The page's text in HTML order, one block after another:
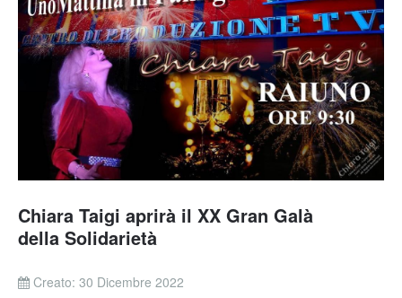
Chiara Taigi aprirà il XX Gran Galà
della Solidarietà
Creato: 30 Dicembre 2022